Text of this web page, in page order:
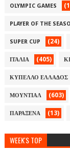
OLYMPIC GAMES
PLAYER OF THE
SUPER CUP (24)
ΙΤΑΛΙΑ (405)
ΚΥΠΕΛΛΟ ΕΛΛΑΔΟΣ
ΜΟΥΝΤΙΑΛ (603)
ΠΑΡΑΞΕΝΑ (13)
WEEK'S TOP